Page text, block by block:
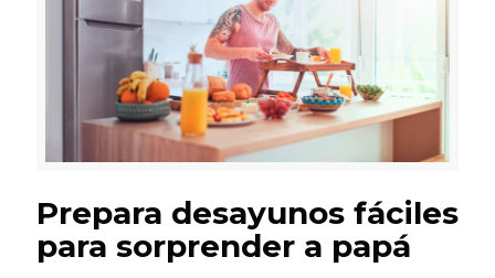
Prepara desayunos fáciles
para sorprender a papá